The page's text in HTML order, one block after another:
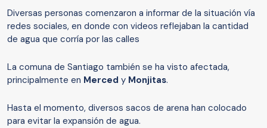
Diversas personas comenzaron a informar de la situación vía
redes sociales, en donde con videos reflejaban la cantidad
de agua que corría por las calles
La comuna de Santiago también se ha visto afectada,
principalmente en Merced y Monjitas.
Hasta el momento, diversos sacos de arena han colocado
para evitar la expansión de agua.